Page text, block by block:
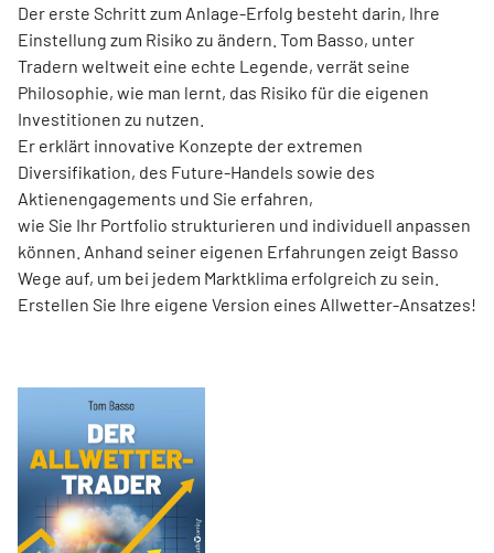
Der erste Schritt zum Anlage-Erfolg besteht darin, Ihre
Einstellung zum Risiko zu ändern. Tom Basso, unter
Tradern weltweit eine echte Legende, verrät seine
Philosophie, wie man lernt, das Risiko für die eigenen
Investitionen zu nutzen.
Er erklärt innovative Konzepte der extremen
Diversifikation, des Future-Handels sowie des
Aktienengagements und Sie erfahren,
wie Sie Ihr Portfolio strukturieren und individuell anpassen
können. Anhand seiner eigenen Erfahrungen zeigt Basso
Wege auf, um bei jedem Marktklima erfolgreich zu sein.
Erstellen Sie Ihre eigene Version eines Allwetter-Ansatzes!